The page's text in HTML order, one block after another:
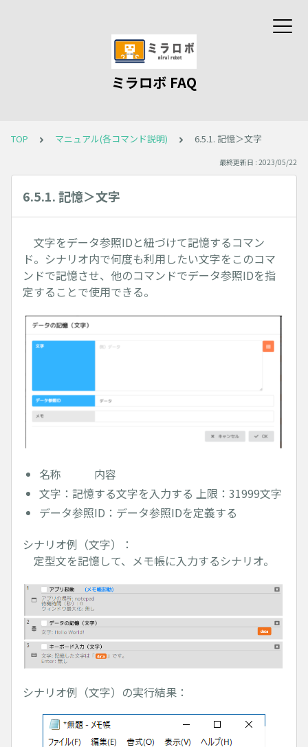
ミラロボ FAQ
TOP マニュアル(各コマンド説明) 6.5.1. 記憶＞文字
最終更新日 : 2023/05/22
6.5.1. 記憶＞文字
文字をデータ参照IDと紐づけて記憶するコマン
ド。シナリオ内で何度も利用したい文字をこのコマ
ンドで記憶させ、他のコマンドでデータ参照IDを指
定することで使用できる。
名称 内容
文字：記憶する文字を入力する 上限：31999文字
データ参照ID：データ参照IDを定義する
シナリオ例（文字）：
定型文を記憶して、メモ帳に入力するシナリオ。
シナリオ例（文字）の実行結果：